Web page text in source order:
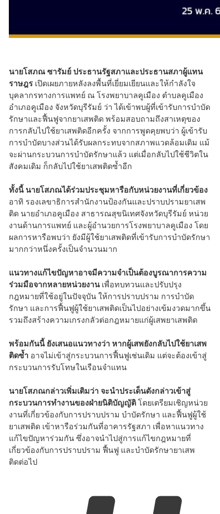
นายโสภณ ซารัมย์ ประธานรัฐสภาและประธานสภาผู้แทน
ราษฎร เปิดเผยภายหลังลงพื้นที่เยี่ยมเยียนและให้กำลังใจ
บุคลากรทางการแพทย์ ณ โรงพยาบาลคูเมือง ตำบลคูเมือง
อำเภอคูเมือง จังหวัดบุรีรัมย์ ว่า ได้เข้าพบผู้ที่เข้ารับการบำบัด
รักษาและฟื้นฟูจากยาเสพติด พร้อมสอบถามถึงสาเหตุของ
การกลับไปใช้ยาเสพติดอีกครั้ง จากการพูดคุยพบว่า ผู้เข้ารับ
การบำบัดบางส่วนได้รับผลกระทบจากสภาพแวดล้อมเดิม แม้
จะผ่านกระบวนการบำบัดรักษาแล้ว แต่เมื่อกลับไปใช้ชีวิตใน
สังคมเดิม ก็กลับไปใช้ยาเสพติดซ้ำอีก
ทั้งนี้ นายโสภณได้ร่วมประชุมหารือกับหน่วยงานที่เกี่ยวข้อง
อาทิ รองเลขาธิการสำนักงานป้องกันและปราบปรามยาเสพ
ติด นายอำเภอคูเมือง สาธารณสุขนิเทศจังหวัดบุรีรัมย์ หน่วย
งานด้านการแพทย์ และผู้อำนวยการโรงพยาบาลคูเมือง โดย
ผลการหารือพบว่า ยังมีผู้ใช้ยาเสพติดที่เข้ารับการบำบัดรักษา
มากกว่าหนึ่งครั้งเป็นจำนวนมาก
แนวทางแก้ไขปัญหาอาจมีความจำเป็นต้องบูรณาการความ
ร่วมมือจากหลายหน่วยงานเพื่อทบทวนและปรับปรุง
กฎหมายที่ใช้อยู่ในปัจจุบัน ให้การปราบปราม การบำบัด
รักษา และการฟื้นฟูผู้ใช้ยาเสพติดเป็นไปอย่างเข้มงวดมากขึ้น
รวมถึงสร้างความเกรงกลัวต่อกฎหมายแก่ผู้เสพยาเสพติด
พร้อมกันนี้ ยังเสนอแนวทางว่า หากผู้เสพยังกลับไปใช้ยาเสพ
ติดซ้ำ อาจไม่เข้าสู่กระบวนการฟื้นฟูเช่นเดิม แต่จะต้องเข้าสู่
กระบวนการรับโทษในเรือนจำแทน
นายโสภณกล่าวเพิ่มเติมว่า จะนำประเด็นดังกล่าวเข้าสู่
กระบวนการทำงานของฝ่ายนิติบัญญัติ โดยเตรียมเชิญหน่วย
งานที่เกี่ยวข้องกับการปราบปราม บำบัดรักษา และฟื้นฟูผู้ใช้
ยาเสพติด เข้าหารือร่วมกันที่อาคารรัฐสภา เพื่อหาแนวทาง
แก้ไขปัญหาร่วมกัน ซึ่งอาจนำไปสู่การแก้ไขกฎหมายที่
เกี่ยวข้องกับการปราบปราม ฟื้นฟู และบำบัดรักษายาเสพ
ติดต่อไป